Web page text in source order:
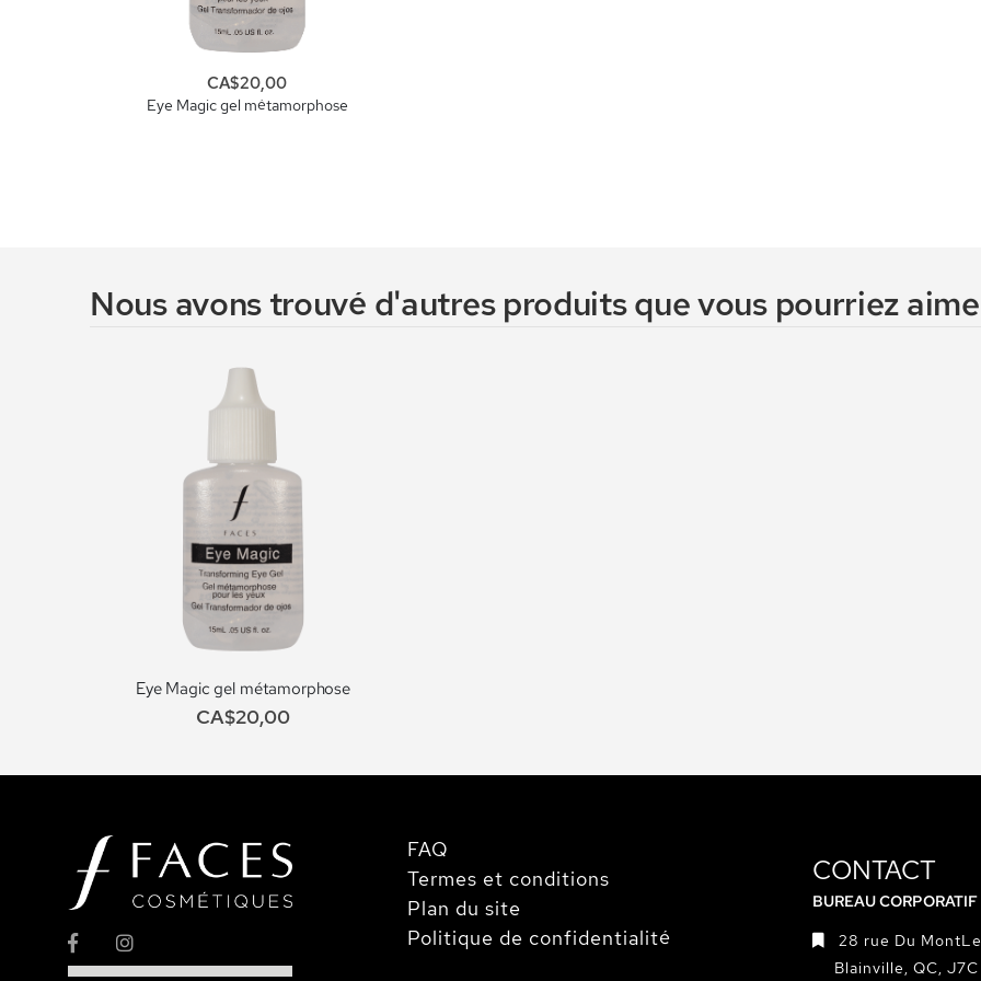
Eye Magic gel métamorphose
CA$20,00
Nous avons trouvé d'autres produits que vous pourriez
Eye Magic gel métamorphose
CA$20,00
FAQ
Termes et conditions
Plan du site
Politique de confidentialité
CONTACT
BUREAU CORPORATIF
28 rue Du
Blainville, QC,